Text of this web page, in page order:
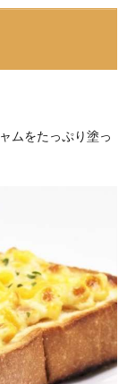
ムをたっぷり塗っ